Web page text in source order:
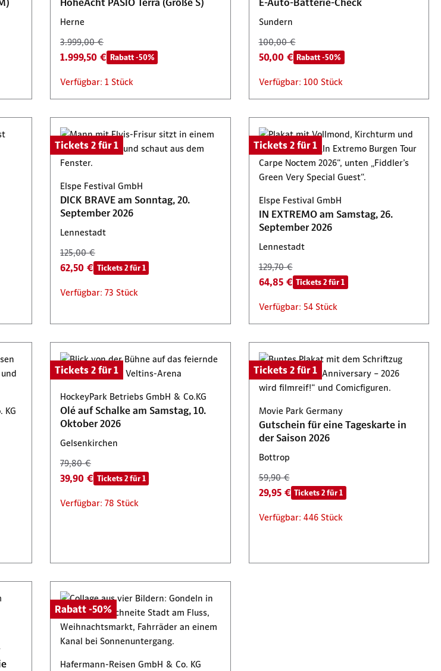
Herne
3.999,00 €
1.999,50 € Rabatt -50%
Verfügbar: 1 Stück
Sundern
100,00 €
50,00 € Rabatt -50%
Verfügbar: 100 Stück
Tickets 2 für 1
Elspe Festival GmbH
DICK BRAVE am Sonntag, 20.
September 2026
Lennestadt
125,00 €
62,50 € Tickets 2 für 1
Verfügbar: 73 Stück
Tickets 2 für 1
Elspe Festival GmbH
IN EXTREMO am Samstag, 26.
September 2026
Lennestadt
129,70 €
64,85 € Tickets 2 für 1
Verfügbar: 54 Stück
KG
Tickets 2 für 1
HockeyPark Betriebs GmbH & Co.KG
Olé auf Schalke am Samstag, 10.
Oktober 2026
Gelsenkirchen
79,80 €
39,90 € Tickets 2 für 1
Verfügbar: 78 Stück
Tickets 2 für 1
Movie Park Germany
Gutschein für eine Tageskarte in
der Saison 2026
Bottrop
59,90 €
29,95 € Tickets 2 für 1
Verfügbar: 446 Stück
Rabatt -50%
Hafermann-Reisen GmbH & Co. KG